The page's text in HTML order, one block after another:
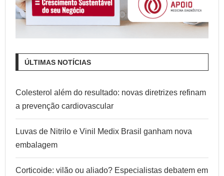
ÚLTIMAS NOTÍCIAS
Colesterol além do resultado: novas diretrizes refinam
a prevenção cardiovascular
Luvas de Nitrilo e Vinil Medix Brasil ganham nova
embalagem
Corticoide: vilão ou aliado? Especialistas debatem em